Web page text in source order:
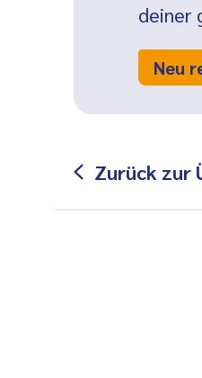
deiner
Neu
Zurück zur